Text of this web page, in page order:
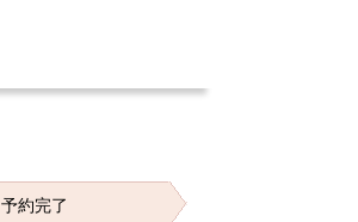
予約完了